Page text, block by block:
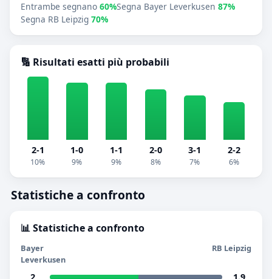
Entrambe segnano 60%Segna Bayer Leverkusen 87%
Segna RB Leipzig 70%
🔢 Risultati esatti più probabili
2-1
10%
1-0
9%
1-1
9%
2-0
8%
3-1
7%
2-2
6%
Statistiche a confronto
📊 Statistiche a confronto
Bayer
Leverkusen
RB Leipzig